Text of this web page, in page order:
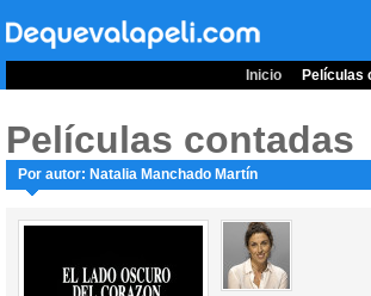
Inicio Películas
Películas contadas
Por autor: Natalia Manchado Martín